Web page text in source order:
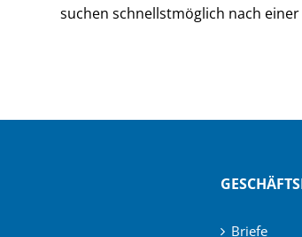
suchen schnellstmöglich nach
Briefe